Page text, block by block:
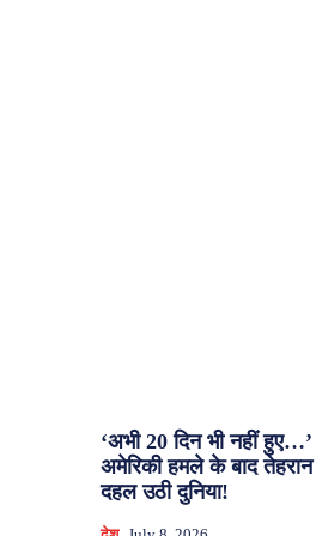
‘अभी 20 दिन भी नहीं
अमेरिकी हमले के बाद
दहल उठी दुनिया!